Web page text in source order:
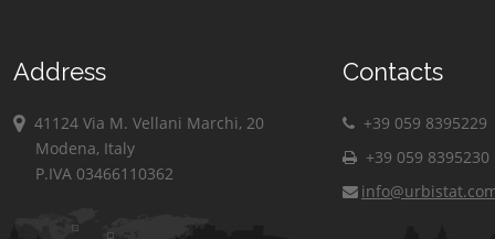
Address
41124 Via M. Vellani Marchi, 20
Modena, Italy
P.IVA 03466110362
Contacts
+39 059 8395229
+39 059 8395230